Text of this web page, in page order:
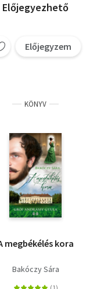
Előjegyezhető
Előjegyzem
KÖNYV
megbékélés kora
Bakóczy Sára